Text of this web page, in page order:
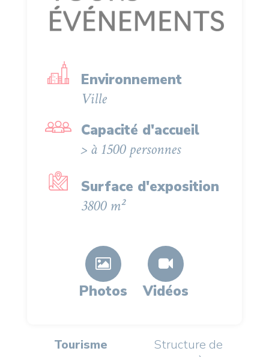
Environnement
Ville
Capacité d'accueil
> à 1500 personnes
Surface d'exposition
3800 m²
Photos Vidéos
Tourisme
Structure de